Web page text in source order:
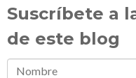
Suscríbete a
de este blog